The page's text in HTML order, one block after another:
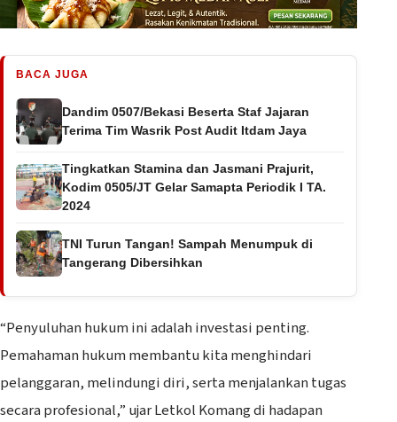
BACA JUGA
Dandim 0507/Bekasi Beserta Staf Jajaran
Terima Tim Wasrik Post Audit Itdam Jaya
Tingkatkan Stamina dan Jasmani Prajurit,
Kodim 0505/JT Gelar Samapta Periodik I TA.
2024
TNI Turun Tangan! Sampah Menumpuk di
Tangerang Dibersihkan
“Penyuluhan hukum ini adalah investasi penting.
Pemahaman hukum membantu kita menghindari
pelanggaran, melindungi diri, serta menjalankan tugas
secara profesional,” ujar Letkol Komang di hadapan